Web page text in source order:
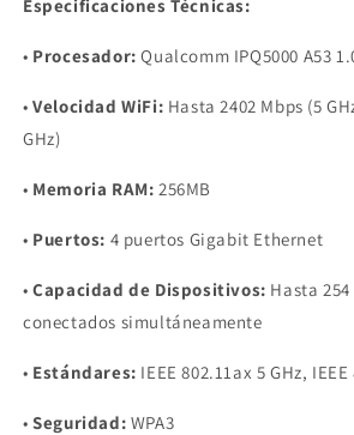
Especificaciones Técnicas:
• Procesador: Qualcomm IPQ5000 A53
• Velocidad WiFi: Hasta 2402 Mbps (5
GHz)
• Memoria RAM: 256MB
• Puertos: 4 puertos Gigabit Ethernet
• Capacidad de Dispositivos: Hasta
conectados simultáneamente
• Estándares: IEEE 802.11ax 5 GHz,
• Seguridad: WPA3